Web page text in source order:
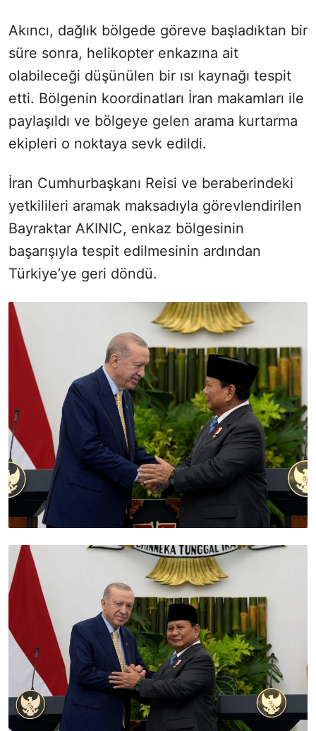
Akıncı, dağlık bölgede göreve başladıktan bir
süre sonra, helikopter enkazına ait
olabileceği düşünülen bir ısı kaynağı tespit
etti. Bölgenin koordinatları İran makamları ile
paylaşıldı ve bölgeye gelen arama kurtarma
ekipleri o noktaya sevk edildi.
İran Cumhurbaşkanı Reisi ve beraberindeki
yetkilileri aramak maksadıyla görevlendirilen
Bayraktar AKINIC, enkaz bölgesinin
başarışıyla tespit edilmesinin ardından
Türkiye’ye geri döndü.